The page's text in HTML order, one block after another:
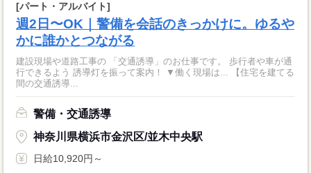
[パート・アルバイト]
週2日〜OK｜警備を会話のきっかけに。ゆるや
かに誰かとつながる
建設現場や道路工事の 「交通誘導」のお仕事です。 歩行者や車が通
行できるよう 誘導灯を振って案内！ ▼働く現場は... 【住宅を建てる
間の交通誘導...
警備・交通誘導
神奈川県横浜市金沢区/並木中央駅
日給10,920円～